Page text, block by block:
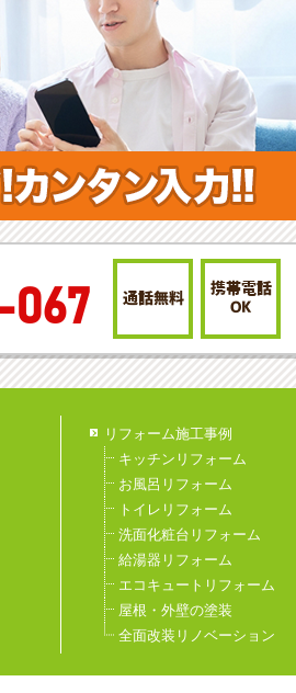
067 通話無料
携帯電話
OK
リフォーム施工事例
キッチンリフォーム
お風呂リフォーム
トイレリフォーム
洗面化粧台リフォーム
給湯器リフォーム
エコキュートリフォーム
屋根・外壁の塗装
全面改装リノベーション